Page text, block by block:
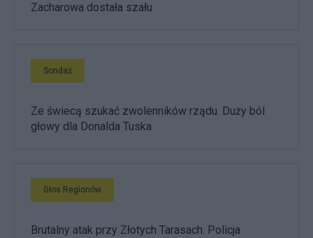
Zacharowa dostała szału
Sondaż
Ze świecą szukać zwolenników rządu. Duży ból
głowy dla Donalda Tuska
Głos Regionów
Brutalny atak przy Złotych Tarasach. Policja